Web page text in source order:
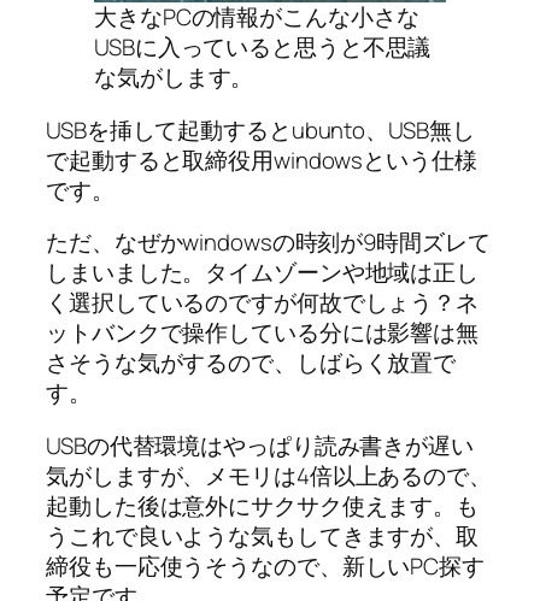
大きなPCの情報がこんな小さな
USBに入っていると思うと不思議
な気がします。
USBを挿して起動するとubunto、USB無し
で起動すると取締役用windowsという仕様
です。
ただ、なぜかwindowsの時刻が9時間ズレて
しまいました。タイムゾーンや地域は正し
く選択しているのですが何故でしょう？ネ
ットバンクで操作している分には影響は無
さそうな気がするので、しばらく放置で
す。
USBの代替環境はやっぱり読み書きが遅い
気がしますが、メモリは4倍以上あるので、
起動した後は意外にサクサク使えます。も
うこれで良いような気もしてきますが、取
締役も一応使うそうなので、新しいPC探す